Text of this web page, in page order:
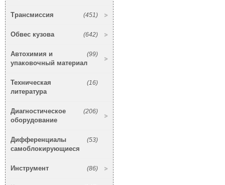
(451)
Трансмиссия
(642)
Обвес кузова
(99)
Автохимия и
упаковочный материал
(16)
Техническая
литература
(206)
Диагностическое
оборудование
(53)
Дифференциалы
самоблокирующиеся
(86)
Инструмент